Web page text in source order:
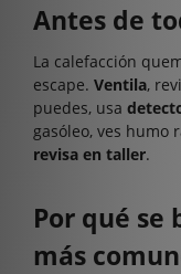
Antes de
La calefacción
escape. Ventila,
puedes, usa
gasóleo, ves humo
revisa en taller.
Por qué se
más